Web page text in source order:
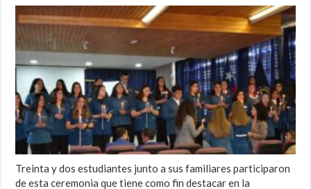
Treinta y dos estudiantes junto a sus familiares participaron
de esta ceremonia que tiene como fin destacar en la